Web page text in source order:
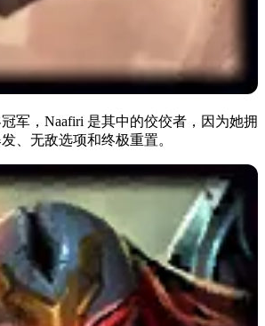
军，Naafiri 是其中的佼佼者，因为她拥
、无敌选项和终极重置。